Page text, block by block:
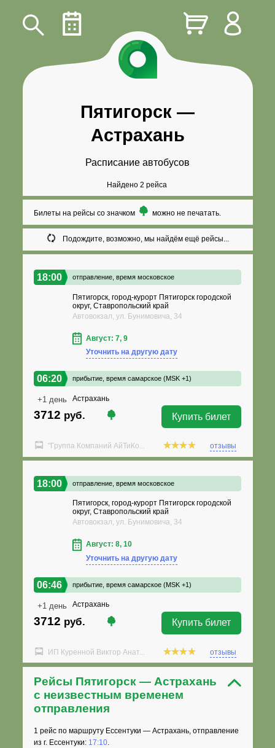
Пятигорск —
Астрахань
Расписание автобусов
Найдено 2 рейса
Билеты на рейсы со значком можно не печатать.
Подождите, возможно, мы найдём ещё рейсы...
18:00 отправление, время московское
Пятигорск, город-курорт Пятигорск городской
округ, Ставропольский край
Автовокзал, ул. Бунимовича, 34
Август: 7, 9
Уточнить на другую дату
06:20 прибытие, время самарское (MSK +1)
+1 день Астрахань
3712 руб. Купить билет
"Группа Компаний АйТиКо... отзывы
18:00 отправление, время московское
Пятигорск, город-курорт Пятигорск городской
округ, Ставропольский край
Автовокзал, ул. Бунимовича, 34
Август: 8, 10
Уточнить на другую дату
06:46 прибытие, время самарское (MSK +1)
+1 день Астрахань
3712 руб. Купить билет
ИП Куренной Виктор Анат... отзывы
Рейсы Пятигорск — Астрахань
с неизвестным временем
отправления
1 рейс по маршруту Ессентуки — Астрахань, отправление
из г. Ессентуки: 17:10.